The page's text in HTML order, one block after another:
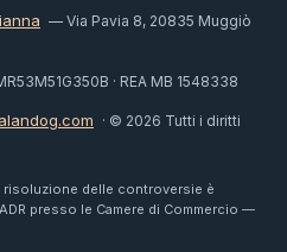
— Via Pavia 8, 20835 Muggiò
· REA MB 1548338
· © 2026 Tutti i diritti
risoluzione delle controversie è
presso le Camere di Commercio —